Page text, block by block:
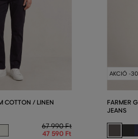
COTTON / LINEN
67 990 Ft
47 590 Ft
AKCIÓ -
FARMER
JEANS